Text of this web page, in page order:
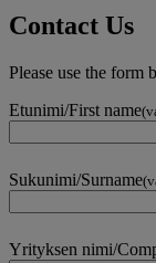
Contact Us
Please use the form
Etunimi/First name
Sukunimi/Surname
Yrityksen nimi/